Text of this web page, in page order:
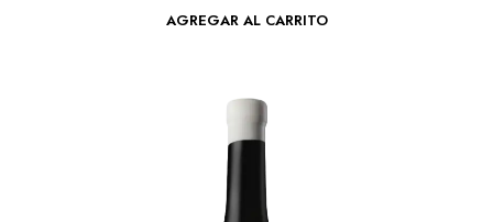
AGREGAR AL CARRITO